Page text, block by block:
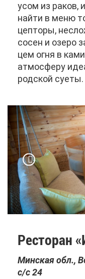
усом из ра­ков,
най­ти в ме­ню
цеп­то­ры,
со­сен и озе­ро
цем ог­ня в
ат­мо­сфе­ру
род­ской су­е­ты.
Ре­сто­ран
Мин­ская обл.,
с/с 24